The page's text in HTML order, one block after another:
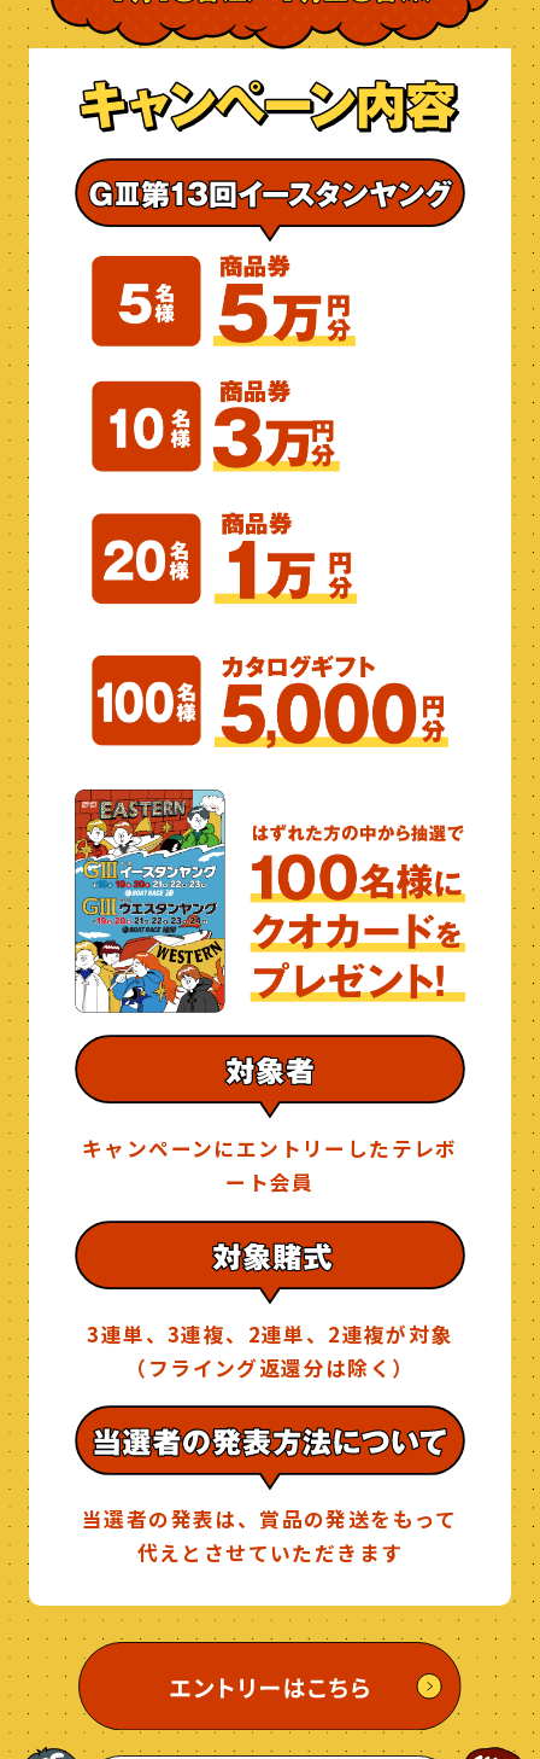
キャンペーンにエントリーしたテレボ
ート会員
3連単、3連複、2連単、2連複が対象
（フライング返還分は除く）
当選者の発表は、賞品の発送をもって
代えとさせていただきます